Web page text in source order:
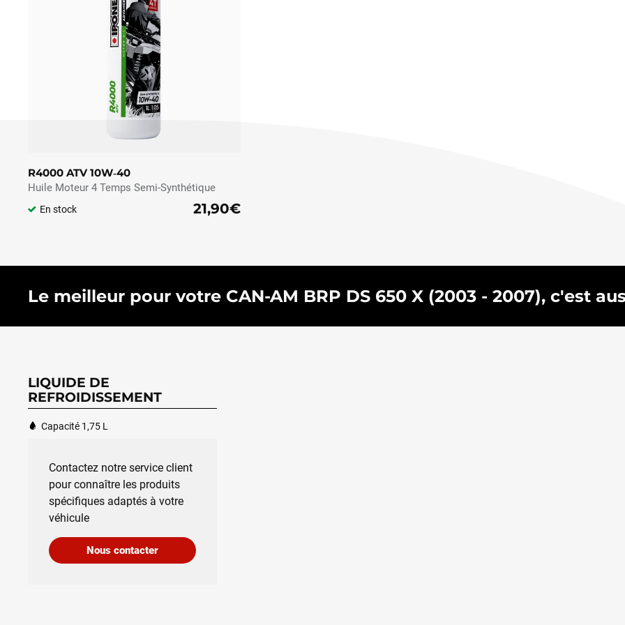
R4000 ATV 10W‑40
Huile Moteur 4 Temps Semi-Synthétique
En stock 21,90€
Le meilleur pour votre CAN-AM BRP DS 650 X (2003 - 2007), c'est
LIQUIDE DE
REFROIDISSEMENT
Capacité 1,75 L
Contactez notre service client
pour connaître les produits
spécifiques adaptés à votre
véhicule
Nous contacter